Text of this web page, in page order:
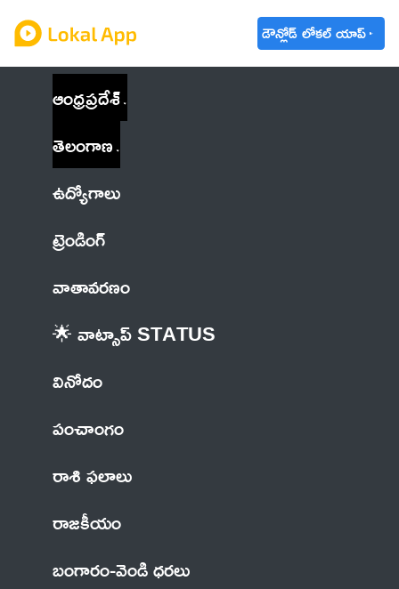
డౌన్లోడ్ లోకల్ యాప్
ఆంధ్రప్రదేశ్
తెలంగాణ
ఉద్యోగాలు
ట్రెండింగ్
వాతావరణం
🌟 వాట్సాప్ STATUS
వినోదం
పంచాంగం
రాశి ఫలాలు
రాజకీయం
బంగారం-వెండి ధరలు